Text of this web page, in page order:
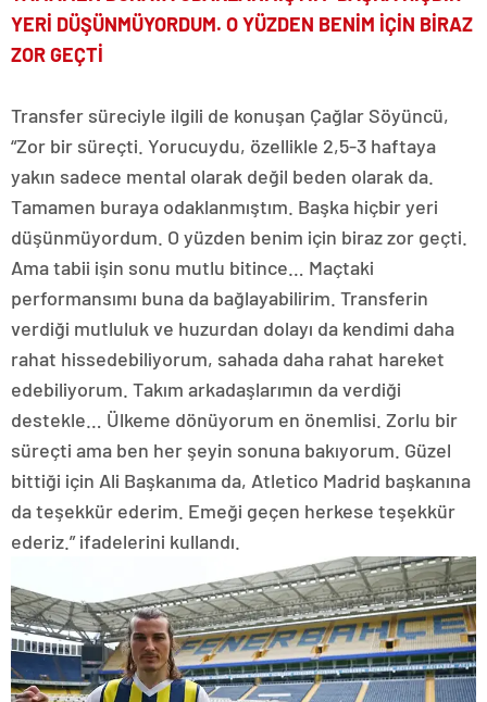
YERİ DÜŞÜNMÜYORDUM. O YÜZDEN BENİM İÇİN BİRAZ
ZOR GEÇTİ
Transfer süreciyle ilgili de konuşan Çağlar Söyüncü,
“Zor bir süreçti. Yorucuydu, özellikle 2,5-3 haftaya
yakın sadece mental olarak değil beden olarak da.
Tamamen buraya odaklanmıştım. Başka hiçbir yeri
düşünmüyordum. O yüzden benim için biraz zor geçti.
Ama tabii işin sonu mutlu bitince… Maçtaki
performansımı buna da bağlayabilirim. Transferin
verdiği mutluluk ve huzurdan dolayı da kendimi daha
rahat hissedebiliyorum, sahada daha rahat hareket
edebiliyorum. Takım arkadaşlarımın da verdiği
destekle… Ülkeme dönüyorum en önemlisi. Zorlu bir
süreçti ama ben her şeyin sonuna bakıyorum. Güzel
bittiği için Ali Başkanıma da, Atletico Madrid başkanına
da teşekkür ederim. Emeği geçen herkese teşekkür
ederiz.” ifadelerini kullandı.